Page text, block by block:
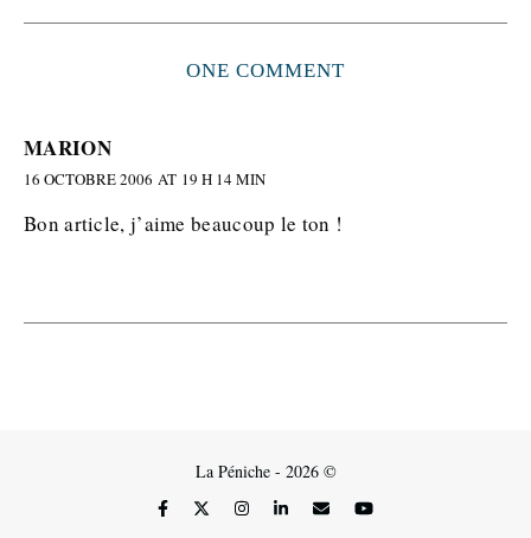
ONE COMMENT
MARION
16 OCTOBRE 2006 AT 19 H 14 MIN
Bon article, j’aime beaucoup le ton !
La Péniche - 2026 ©